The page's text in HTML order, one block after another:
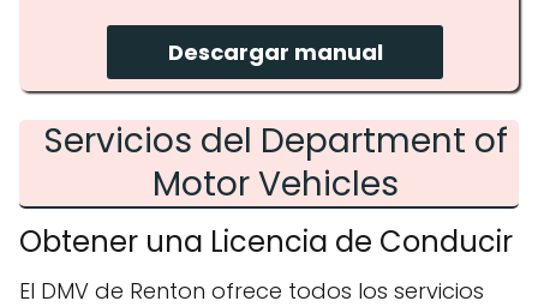
Descargar manual
Servicios del Department of
Motor Vehicles
Obtener una Licencia de Conducir
El DMV de Renton ofrece todos los servicios